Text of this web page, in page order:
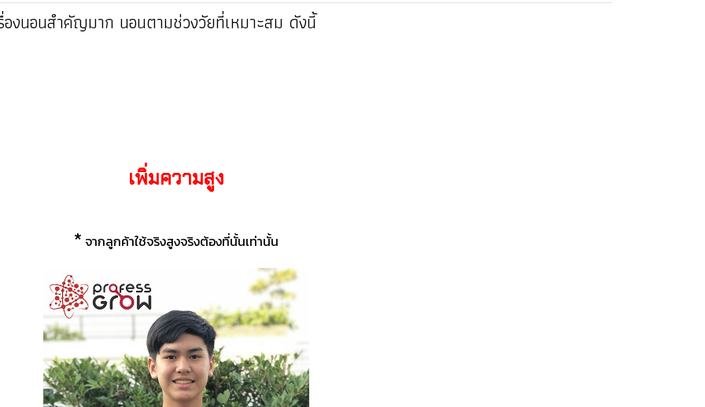
องนอนสำคัญมาก นอนตามช่วงวัยที่เหมาะสม ดังนี้
เพิ่มความสูง
* จากลูกค้าใช้จริงสูงจริงต้องที่นั้นเท่านั้น